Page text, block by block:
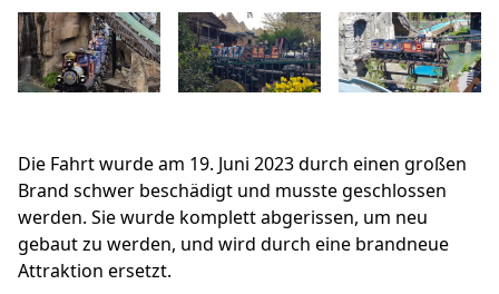
Die Fahrt wurde am 19. Juni 2023 durch einen großen
Brand schwer beschädigt und musste geschlossen
werden. Sie wurde komplett abgerissen, um neu
gebaut zu werden, und wird durch eine brandneue
Attraktion ersetzt.